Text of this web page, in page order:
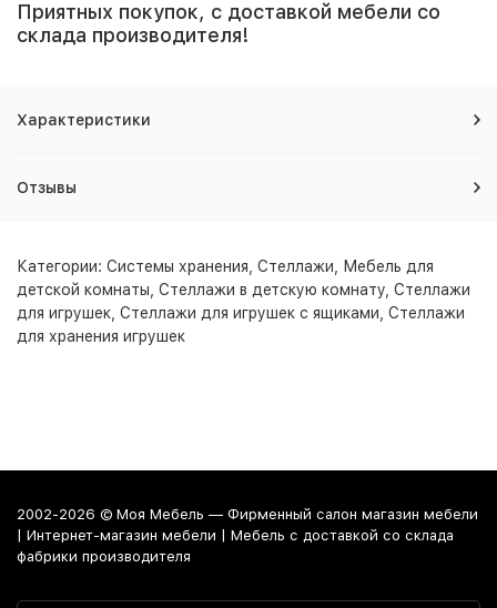
Приятных покупок, с доставкой мебели со
склада производителя!
Характеристики
Отзывы
Категории: Системы хранения Стеллажи
Мебель для
детской комнаты Стеллажи в детскую комнату Стеллажи
для игрушек Стеллажи для игрушек с ящиками Стеллажи
для хранения игрушек
2002-2026 © Моя Мебель — Фирменный салон магазин мебели
| Интернет-магазин мебели | Мебель с доставкой со склада
фабрики производителя